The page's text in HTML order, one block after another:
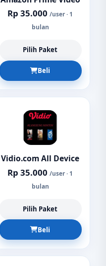
Rp 35.000/user · 1
bulan
Pilih Paket
Beli
Vidio.com All Device
Rp 35.000/user · 1
bulan
Pilih Paket
Beli